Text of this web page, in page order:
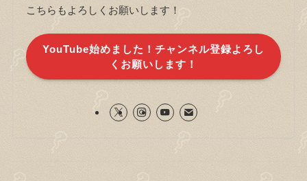
こちらもよろしくお願いします！
YouTube始めました！チャンネル登録よろし
くお願いします！